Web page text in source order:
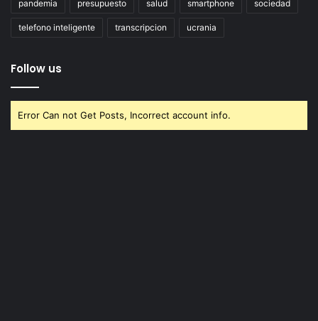
pandemia presupuesto salud smartphone sociedad
telefono inteligente transcripcion ucrania
Follow us
Error Can not Get Posts, Incorrect account info.